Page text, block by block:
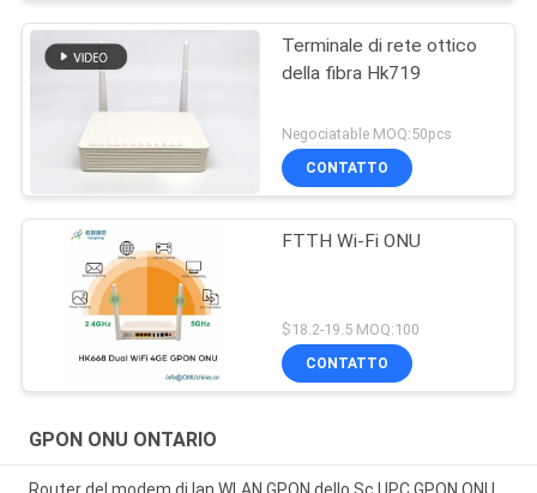
Terminale di rete ottico
della fibra Hk719
Negociatable MOQ:50pcs
CONTATTO
FTTH Wi-Fi ONU
$18.2-19.5 MOQ:100
CONTATTO
GPON ONU ONTARIO